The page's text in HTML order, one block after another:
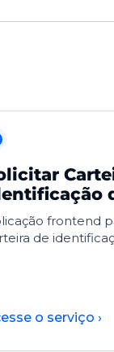
frontend
de
o serviço ›